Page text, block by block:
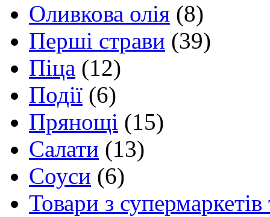
Оливкова олія (8)
Перші страви (39)
Піца (12)
Події (6)
Прянощі (15)
Салати (13)
Соуси (6)
Товари з супермаркетів